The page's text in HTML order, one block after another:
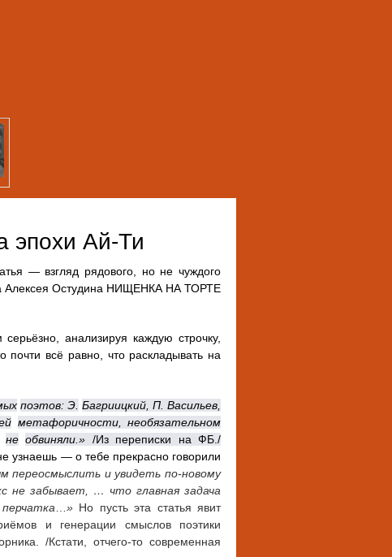
эпохи Ай-Ти
— взгляд рядового, но не чуждого
Алексея Остудина НИЩЕНКА НА ТОРТЕ
анализируя каждую строчку,
всё равно, что раскладывать на
поэтов: Э. Багриицкий П Васильев
метафоричности,необязательном
не обвиняли.» /Из переписки на ФБ./
узнаешь — о тебе прекрасно говорили
и увидеть по-новому
не забывает, … что главная задача
»Но пусть эта статья явит
и генерации смыслов поэтики
/Кстати, отчего-то современная